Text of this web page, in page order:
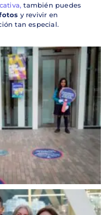
también puedes
y revivir en
tan especial.